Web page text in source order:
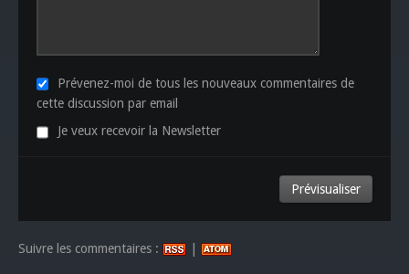
Prévenez-moi de tous les nouveaux commentaires de
cette discussion par email
Je veux recevoir la Newsletter
Suivre les commentaires : |